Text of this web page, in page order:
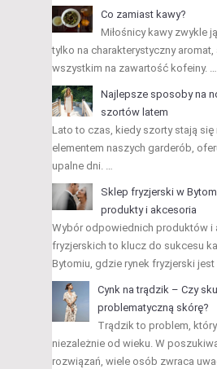
Co zamiast kawy?
Miłośnicy kawy zwykle
tylko na charakterystyczny aromat,
wszystkim na zawartość kofeiny. …
Najlepsze sposoby na
szortów latem
Lato to czas, kiedy szorty stają się
elementem naszych garderób,
upalne dni. …
Sklep fryzjerski w
produkty i akcesoria
Wybór odpowiednich produktów i
fryzjerskich to klucz do sukcesu
Bytomiu, gdzie rynek fryzjerski jest
Cynk na trądzik – Czy
problematyczną skórę?
Trądzik to problem,
niezależnie od wieku. W
rozwiązań, wiele osób zwraca